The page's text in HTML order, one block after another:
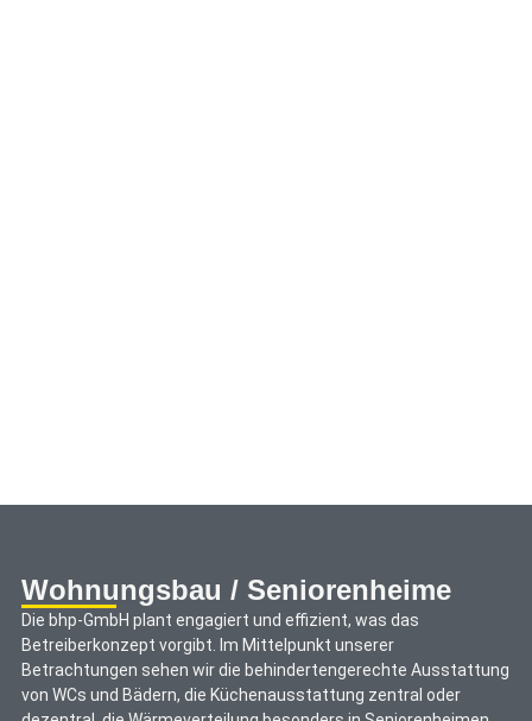
Wohnungsbau / Seniorenheime
Die bhp-GmbH plant engagiert und effizient, was das
Betreiberkonzept vorgibt. Im Mittelpunkt unserer
Betrachtungen sehen wir die behindertengerechte Ausstattung
von WCs und Bädern, die Küchenausstattung zentral oder